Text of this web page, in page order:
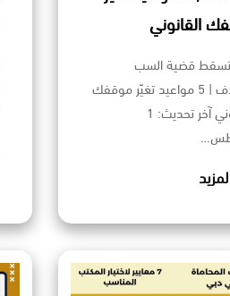
القانوني
قضية السب
والقذف | 5 مواعيد تغيّر موقفك
القانوني آخر تحديث: 1